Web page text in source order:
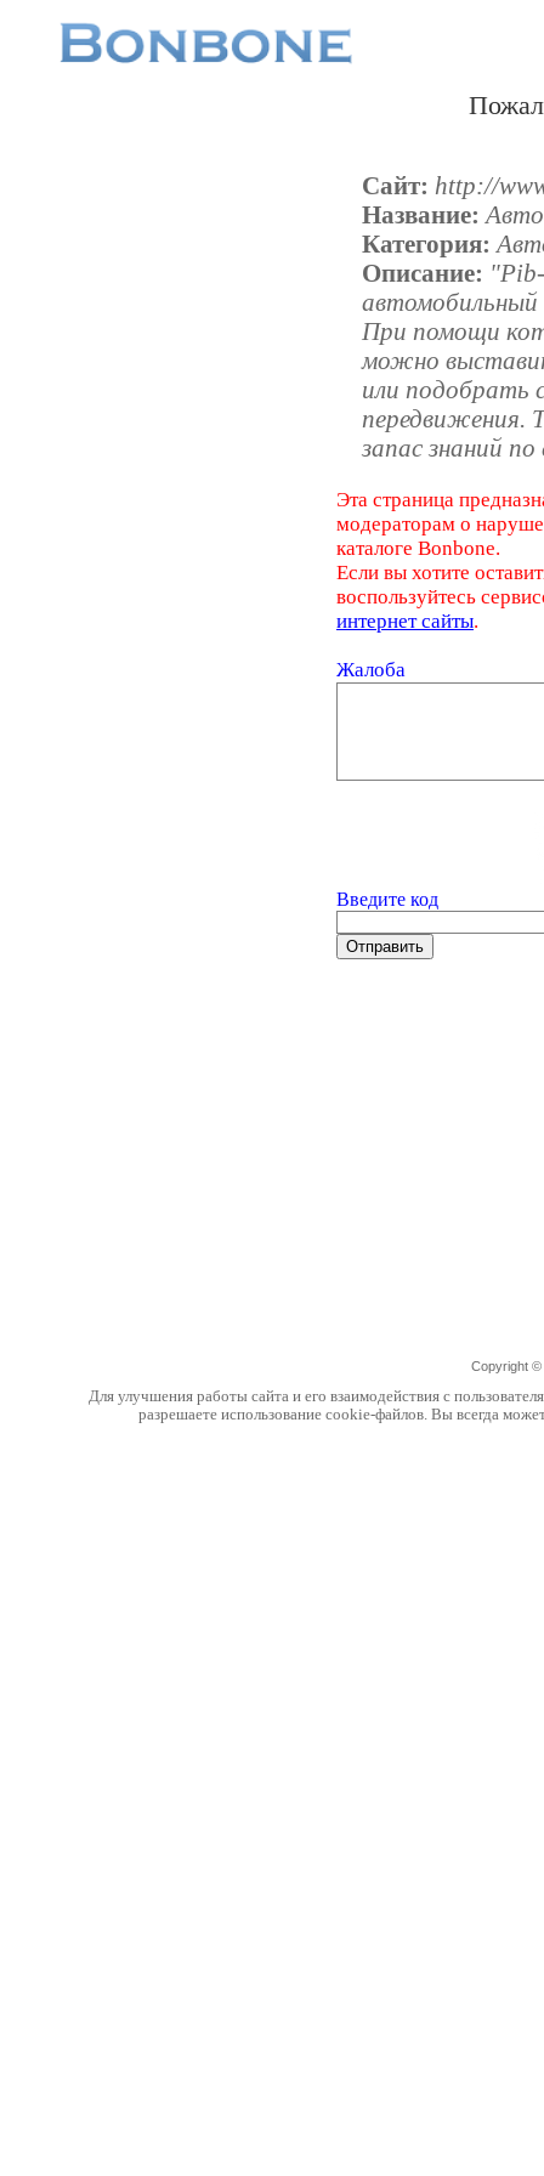
Сайт: http://
Название:
Категория:
Описание:
автомобильный
При помощи
можно
или подобрать
передвижения.
запас знаний
Эта страница
модераторам о
каталоге Bonbone.
Если вы хотите
воспользуйтесь
интернет сайты.
Жалоба
Введите код
Copyright ©
Для улучшения работы сайта и его взаимодействия с
разрешаете использование cookie-файлов. Вы всегда